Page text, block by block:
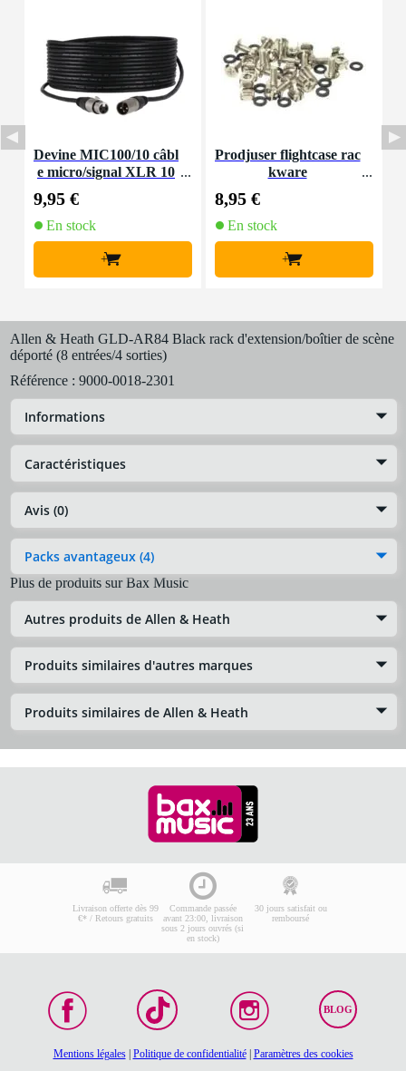
Devine MIC100/10 câbl
e micro/signal XLR 10
9,95 €
En stock
+
Prodjuser flightcase rac
kware
8,95 €
En stock
+
Allen & Heath GLD-AR84 Black rack d'extension/boîtier de scène
déporté (8 entrées/4 sorties)
Référence : 9000-0018-2301
Informations
Caractéristiques
Avis (0)
Packs avantageux (4)
Plus de produits sur Bax Music
Autres produits de Allen & Heath
Produits similaires d'autres marques
Produits similaires de Allen & Heath
Livraison offerte dès 99
€* / Retours gratuits
Commande passée
avant 23:00, livraison
sous 2 jours ouvrés (si
en stock)
30 jours satisfait ou
remboursé
BLOG
Mentions légales| Politique de confidentialité| Paramètres des cookies